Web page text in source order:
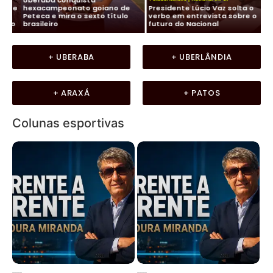
hexacampeonato goiano de
Peteca e mira o sexto título
brasileiro
Presidente Lúcio Vaz solta o
verbo em entrevista sobre o
futuro do Nacional
+ UBERABA + UBERLÂNDIA
+ ARAXÁ + PATOS
Colunas esportivas